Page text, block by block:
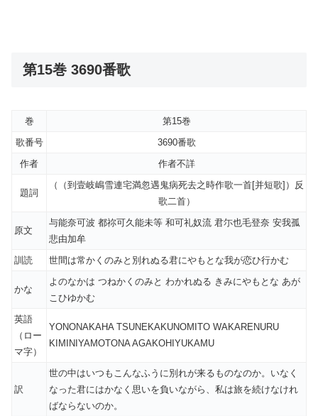
第15巻 3690番歌
巻
第15巻
歌番号
3690番歌
作者
作者不詳
題詞
（（到壹岐嶋雪連宅満忽遇鬼病死去之時作歌一首[并短歌]）反
歌二首）
原文
与能奈可波 都祢可久能未等 和可礼奴流 君尓也毛登奈 安我孤
悲由加牟
訓読
世間は常かくのみと別れぬる君にやもとな我が恋ひ行かむ
かな
よのなかは つねかくのみと わかれぬる きみにやもとな あが
こひゆかむ
英語
（ロー
マ字）
YONONAKAHA TSUNEKAKUNOMITO WAKARENURU
KIMINIYAMOTONA AGAKOHIYUKAMU
訳
世の中はいつもこんなふうに別れが来るものなのか。いなく
なった君にはかなく思いを負いながら、私は旅を続けなけれ
ばならないのか。